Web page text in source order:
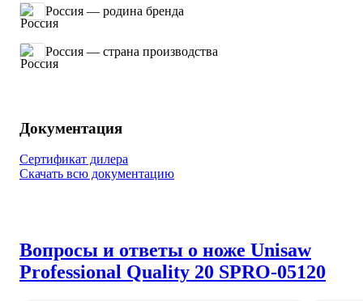
Россия — родина бренда
Россия — страна производства
Документация
Сертификат дилера
Скачать всю документацию
Вопросы и ответы о ноже Unisaw
Professional Quality 20 SPRO-05120